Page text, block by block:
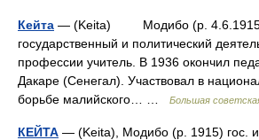
Кейта — (Keita) Модибо (р. 4.6.1915,
государственный и политический
профессии учитель. В 1936 окончил
Дакаре (Сенегал). Участвовал в
борьбе малийского… …
Большая
КЕЙТА — (Keita), Модибо (р. 1915) гос. и